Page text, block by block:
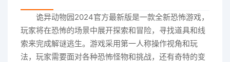
诡异动物园2024官方最新版是一款全新恐怖游戏，
玩家将在恐怖的场景中展开探索和冒险，寻找道具和线
索来完成解谜逃生。游戏采用第一人称操作视角和玩
法，玩家需要面对各种恐怖怪物和挑战，还有奇特的变